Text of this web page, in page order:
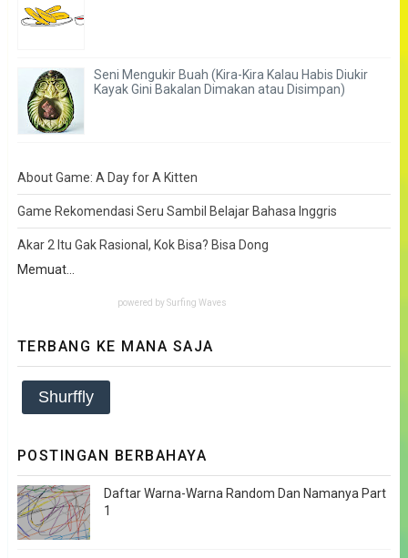
Seni Mengukir Buah (Kira-Kira Kalau Habis Diukir
Kayak Gini Bakalan Dimakan atau Disimpan)
About Game: A Day for A Kitten
Game Rekomendasi Seru Sambil Belajar Bahasa Inggris
Akar 2 Itu Gak Rasional, Kok Bisa? Bisa Dong
Memuat...
powered by Surfing Waves
TERBANG KE MANA SAJA
Shurffly
POSTINGAN BERBAHAYA
Daftar Warna-Warna Random Dan Namanya Part
1